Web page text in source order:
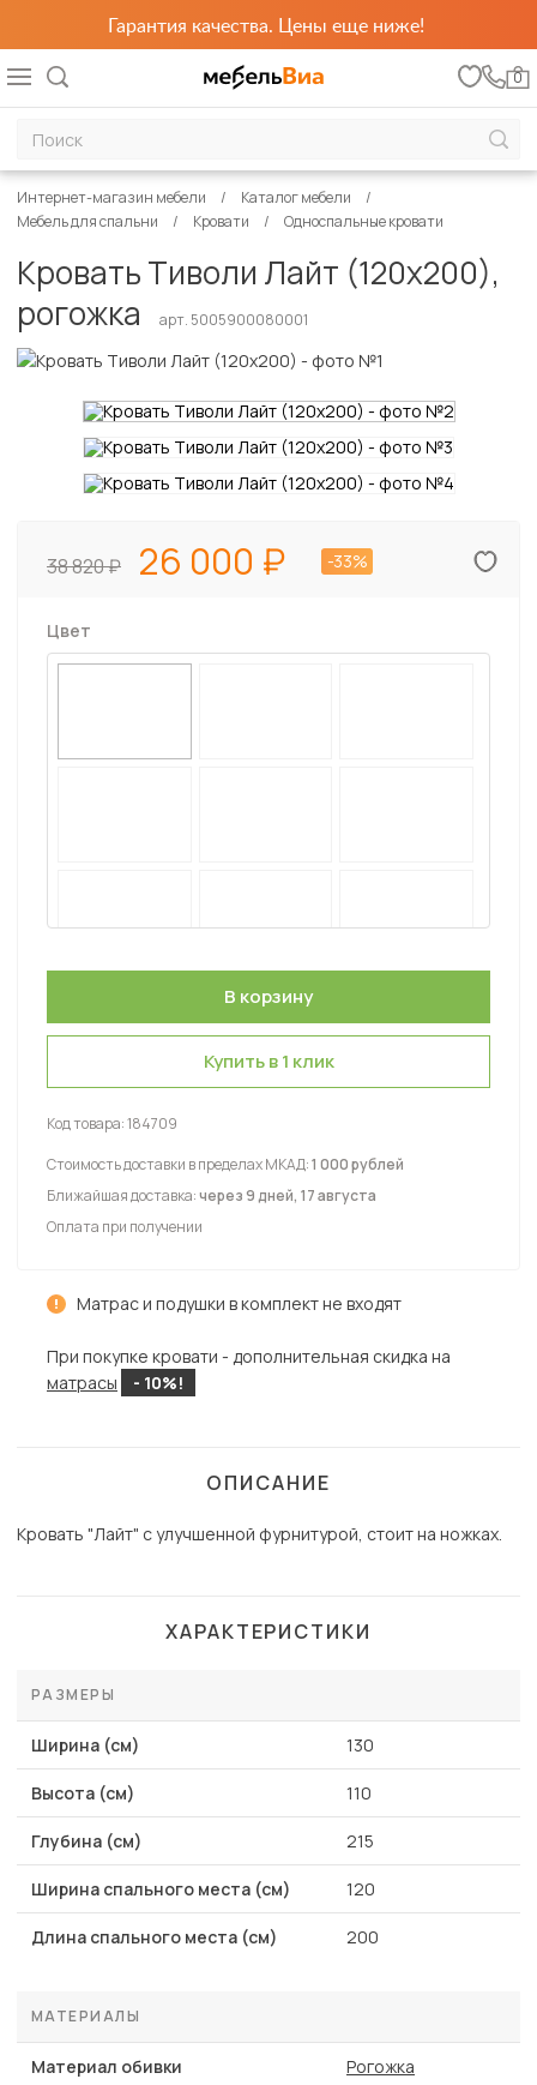
Гарантия качества. Цены еще ниже!
0
Интернет-магазин мебели
Каталог мебели
Мебель для спальни
Кровати Односпальные кровати
Кровать Тиволи Лайт (120х200),
рогожка
арт. 5005900080001
38 820 26 000 -33%
Цвет
Купить в 1 клик
Код товара:184709
Стоимость доставки в пределах МКАД:1 000 рублей
Ближайшая доставка:через 9 дней, 17 августа
Оплата при получении
Матрас и подушки в комплект не входят
При покупке кровати - дополнительная скидка на
матрасы
- 10%!
ОПИСАНИЕ
Кровать "Лайт" с улучшенной фурнитурой, стоит на ножках.
ХАРАКТЕРИСТИКИ
РАЗМЕРЫ
Ширина (см) 130
Высота (см) 110
Глубина (см) 215
Ширина спального места (см) 120
Длина спального места (см) 200
МАТЕРИАЛЫ
Материал обивки Рогожка